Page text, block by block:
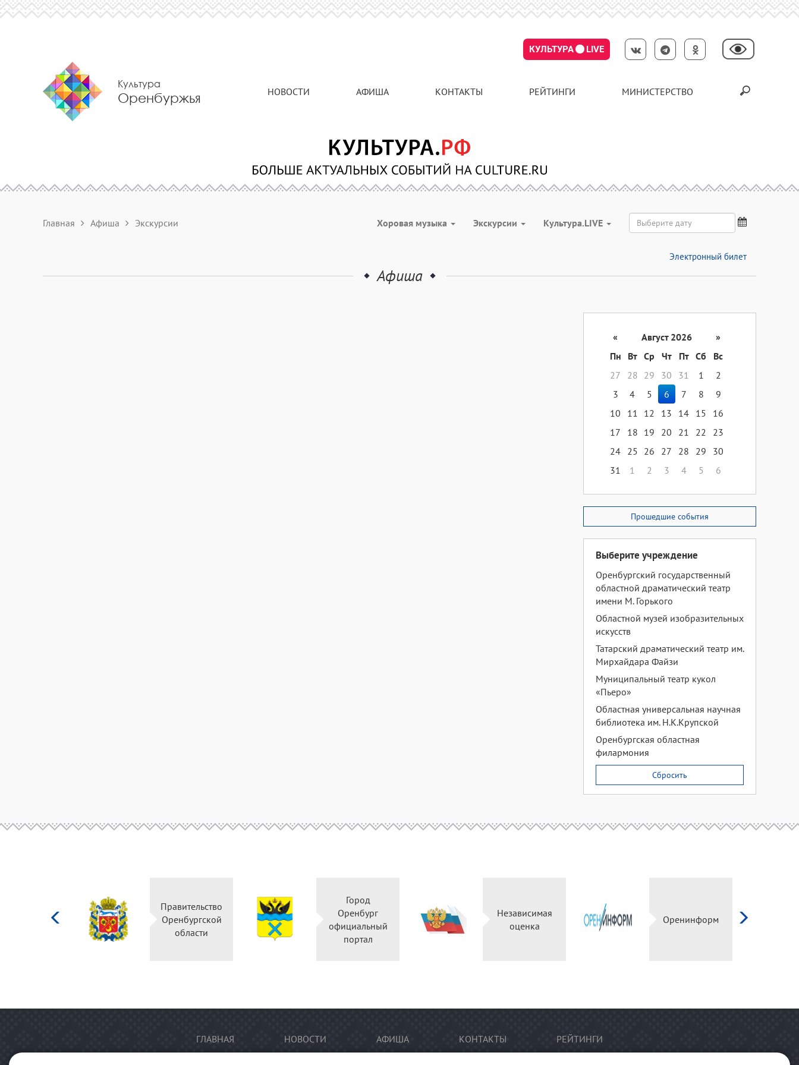
КУЛЬТУРА LIVE
Культура
Оренбуржья НОВОСТИ АФИША КОНТАКТЫ РЕЙТИНГИ МИНИСТЕРСТВО
Главная Афиша Экскурсии Хоровая музыка Экскурсии Культура.LIVE
Электронный билет
Афиша
« Август 2026
»
Пн
Вт Ср Чт Пт Сб
Вс
27
28 29 30 31 1
2
3
4 5 6 7 8
9
10
11 12 13 14 15
16
17
18 19 20 21 22
23
24 25 26 27 28 29
30
31
1 2 3 4 5 6
Прошедшие события
Выберите учреждение
Оренбургский государственный
областной драматический театр
имени М. Горького
Областной музей изобразительных
искусств
Татарский драматический театр им.
Мирхайдара Файзи
Муниципальный театр кукол
«Пьеро»
Областная универсальная научная
библиотека им. Н.К.Крупской
Оренбургская областная
филармония
Сбросить
Правительство
Оренбургской
области
Город
Оренбург
официальный
портал
Независимая
оценка
Оренинформ
ГЛАВНАЯ НОВОСТИ АФИША КОНТАКТЫ РЕЙТИНГИ